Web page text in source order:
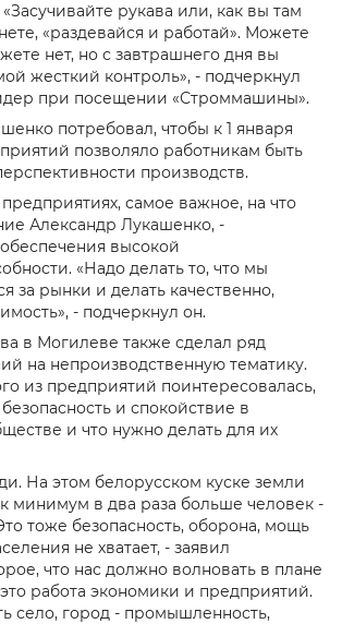
рукава или, как вы там
«раздевайся и работай». Можете
нет, но с завтрашнего дня вы
жесткий контроль», - подчеркнул
при посещении «Строммашины».
потребовал, чтобы к 1 января
позволяло работникам быть
производств.
самое важное, на что
Александр Лукашенко, -
высокой
«Надо делать то, что мы
за рынки и делать качественно,
- подчеркнул он.
в Могилеве также сделал ряд
на непроизводственную тематику.
из предприятий поинтересовалась,
и спокойствие в
и что нужно делать для их
На этом белорусском куске земли
минимум в два раза больше человек -
тоже безопасность, оборона, мощь
не хватает, - заявил
что нас должно волновать в плане
работа экономики и предприятий.
село, город - промышленность,